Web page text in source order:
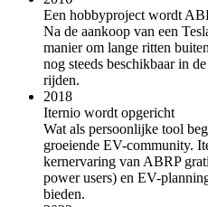
Een hobbyproject wordt
Na de aankoop van een
manier om lange ritten
nog steeds beschikbaar in
rijden.
2018
Iternio wordt opgericht
Wat als persoonlijke tool
groeiende EV-community.
kernervaring van ABRP
power users) en EV-
bieden.